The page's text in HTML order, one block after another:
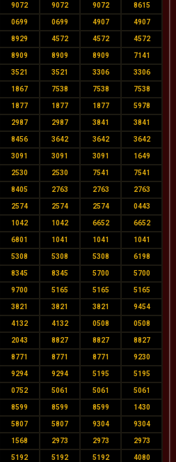
9072 9072 9072 8615
0699 0699 4907 4907
8929 4572 4572 4572
8909 8909 8909 7141
3521 3521 3306 3306
1867 7538 7538 7538
1877 1877 1877 5978
2987 2987 3841 3841
8456 3642 3642 3642
3091 3091 3091 1649
2530 2530 7541 7541
8405 2763 2763 2763
2574 2574 2574 0443
1042 1042 6652 6652
6801 1041 1041 1041
5308 5308 5308 6198
8345 8345 5700 5700
9700 5165 5165 5165
3821 3821 3821 9454
4132 4132 0508 0508
2043 8827 8827 8827
8771 8771 8771 9230
9294 9294 5195 5195
0752 5061 5061 5061
8599 8599 8599 1430
5807 5807 9304 9304
1568 2973 2973 2973
5192 5192 5192 4080